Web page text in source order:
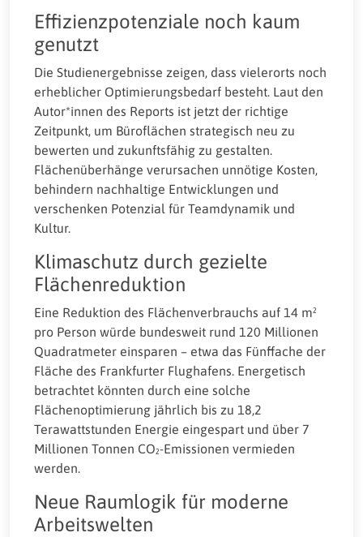
Effizienzpotenziale noch kaum
genutzt
Die Studienergebnisse zeigen, dass vielerorts noch
erheblicher Optimierungsbedarf besteht. Laut den
Autor*innen des Reports ist jetzt der richtige
Zeitpunkt, um Büroflächen strategisch neu zu
bewerten und zukunftsfähig zu gestalten.
Flächenüberhänge verursachen unnötige Kosten,
behindern nachhaltige Entwicklungen und
verschenken Potenzial für Teamdynamik und
Kultur.
Klimaschutz durch gezielte
Flächenreduktion
Eine Reduktion des Flächenverbrauchs auf 14 m²
pro Person würde bundesweit rund 120 Millionen
Quadratmeter einsparen – etwa das Fünffache der
Fläche des Frankfurter Flughafens. Energetisch
betrachtet könnten durch eine solche
Flächenoptimierung jährlich bis zu 18,2
Terawattstunden Energie eingespart und über 7
Millionen Tonnen CO₂-Emissionen vermieden
werden.
Neue Raumlogik für moderne
Arbeitswelten